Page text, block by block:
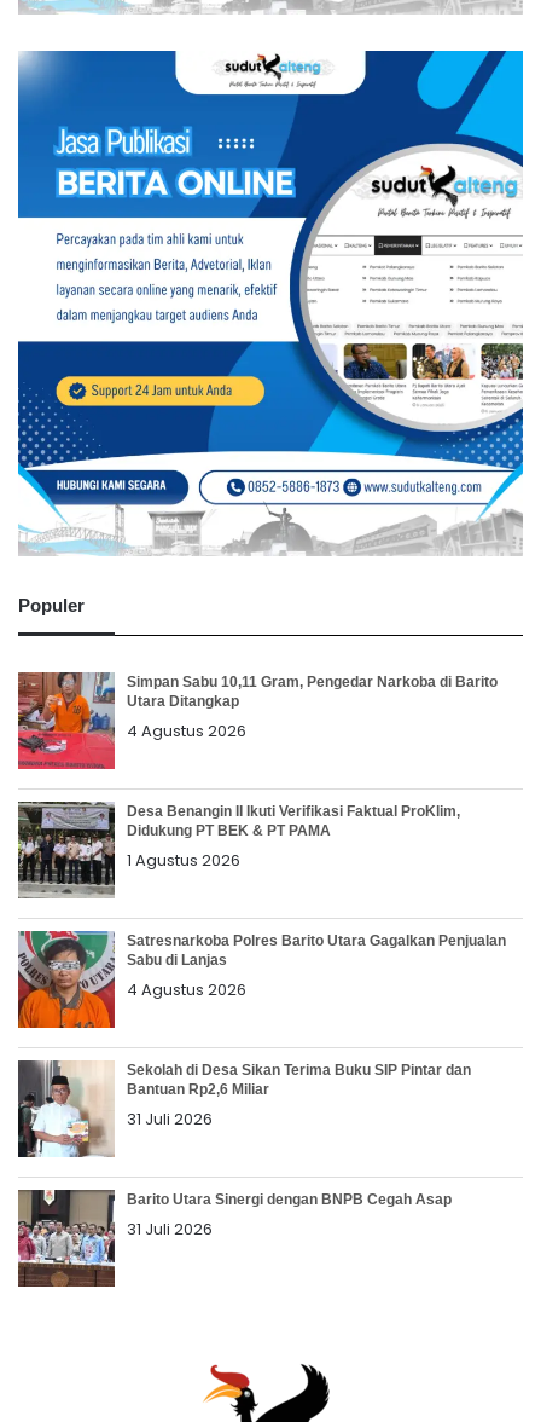
Populer
Simpan Sabu 10,11 Gram, Pengedar Narkoba di Barito
Utara Ditangkap
4 Agustus 2026
Desa Benangin II Ikuti Verifikasi Faktual ProKlim,
Didukung PT BEK & PT PAMA
1 Agustus 2026
Satresnarkoba Polres Barito Utara Gagalkan Penjualan
Sabu di Lanjas
4 Agustus 2026
Sekolah di Desa Sikan Terima Buku SIP Pintar dan
Bantuan Rp2,6 Miliar
31 Juli 2026
Barito Utara Sinergi dengan BNPB Cegah Asap
31 Juli 2026